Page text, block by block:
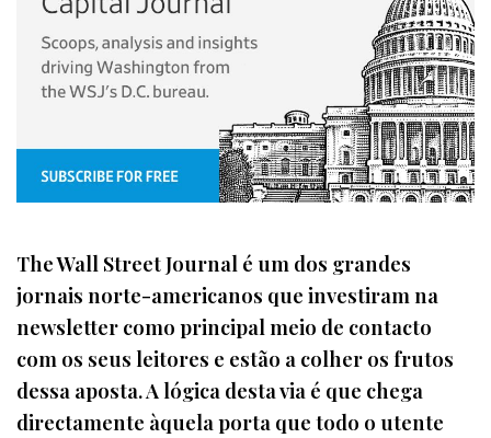
The Wall Street Journal é um dos grandes
jornais norte-americanos que investiram na
newsletter como principal meio de contacto
com os seus leitores e estão a colher os frutos
dessa aposta. A lógica desta via é que chega
directamente àquela porta que todo o utente